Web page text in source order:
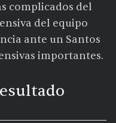
complicados del
del equipo
ante un Santos
importantes.